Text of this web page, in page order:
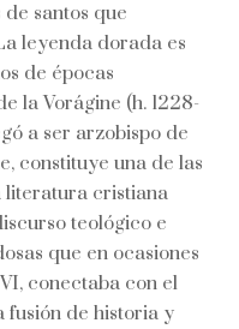
santos que
leyenda dorada es
de épocas
la Vorágine (h. 1228-
a ser arzobispo de
constituye una de las
literatura cristiana
teológico e
que en ocasiones
conectaba con el
fusión de historia y